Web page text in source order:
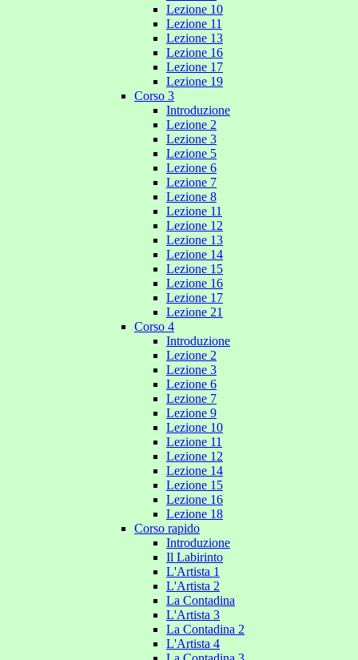
Lezione 10
Lezione 11
Lezione 13
Lezione 16
Lezione 17
Lezione 19
Corso 3
Introduzione
Lezione 2
Lezione 3
Lezione 5
Lezione 6
Lezione 7
Lezione 8
Lezione 11
Lezione 12
Lezione 13
Lezione 14
Lezione 15
Lezione 16
Lezione 17
Lezione 21
Corso 4
Introduzione
Lezione 2
Lezione 3
Lezione 6
Lezione 7
Lezione 9
Lezione 10
Lezione 11
Lezione 12
Lezione 14
Lezione 15
Lezione 16
Lezione 18
Corso rapido
Introduzione
Il Labirinto
L'Artista 1
L'Artista 2
La Contadina
L'Artista 3
La Contadina 2
L'Artista 4